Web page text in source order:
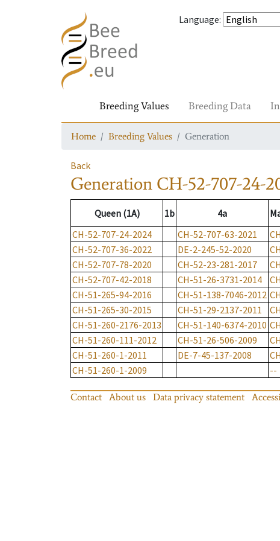
Language:
Breeding Values Breeding Data
Home Breeding Values Generation
Back
Generation CH-52-707-24-
Queen (1A) 1b 4a
CH-52-707-24-2024
CH-52-707-63-2021
CH-52-707-36-2022
DE-2-245-52-2020
CH-52-707-78-2020
CH-52-23-281-2017
CH-52-707-42-2018
CH-51-26-3731-2014
CH-51-265-94-2016
CH-51-138-7046-2012
CH-51-265-30-2015
CH-51-29-2137-2011
CH-51-260-2176-2013
CH-51-140-6374-2010
CH-51-260-111-2012
CH-51-26-506-2009
CH-51-260-1-2011
DE-7-45-137-2008
CH-51-260-1-2009
--
Contact About us Data privacy statement